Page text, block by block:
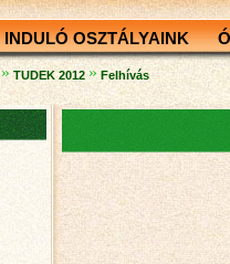
INDULÓ OSZTÁLYAINK
» TUDEK 2012 » Felhívás